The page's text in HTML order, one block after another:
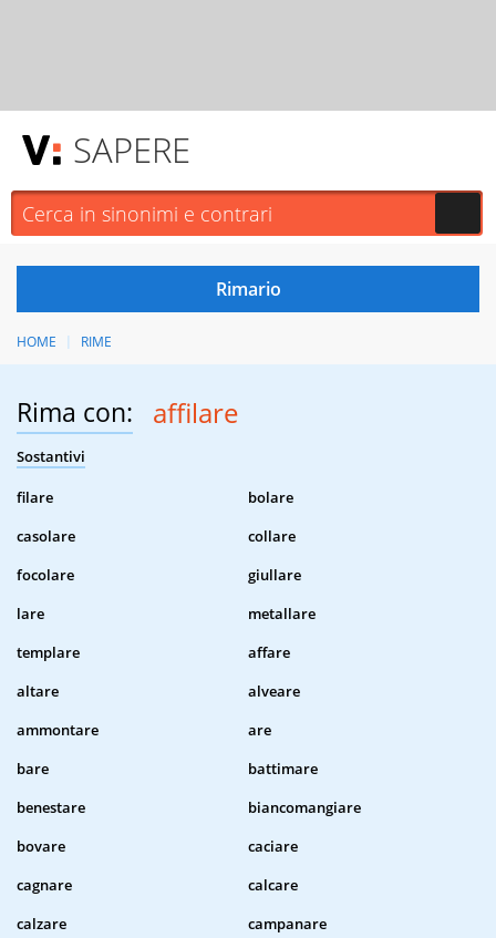
SAPERE
HOME RIME
Rima con: affilare
Sostantivi
filare
bolare
casolare
collare
focolare
giullare
lare
metallare
templare
affare
altare
alveare
ammontare
are
bare
battimare
benestare
biancomangiare
bovare
caciare
cagnare
calcare
calzare
campanare